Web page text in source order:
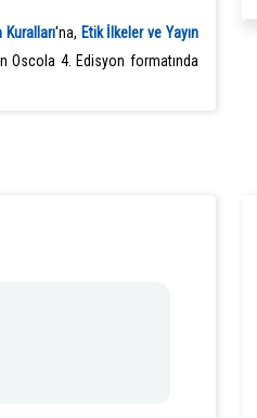
Kuralları'na, Etik İlkeler ve Yayın
Oscola 4. Edisyon formatında